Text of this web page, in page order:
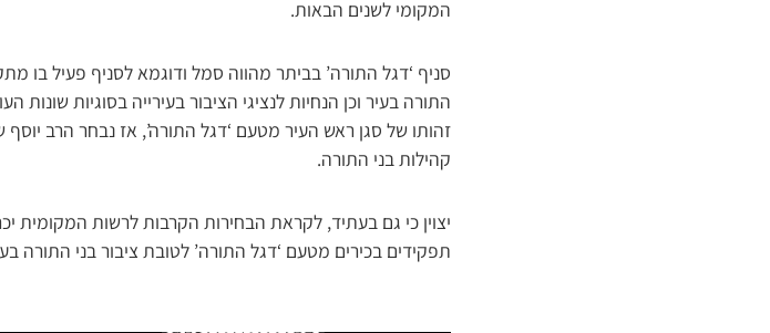
המקומי לשנים הבאות.
סניף ‘דגל התורה’ בביתר מהווה סמל ודוגמא לסניף פעיל בו
התורה בעיר וכן הנחיות לנציגי הציבור בעירייה בסוגיות
זהותו של סגן ראש העיר מטעם ‘דגל התורה’, אז נבחר הרב
קהילות בני התורה.
יצוין כי גם בעתיד, לקראת הבחירות הקרבות לרשות המקומית
תפקידים בכירים מטעם ‘דגל התורה’ לטובת ציבור בני התורה